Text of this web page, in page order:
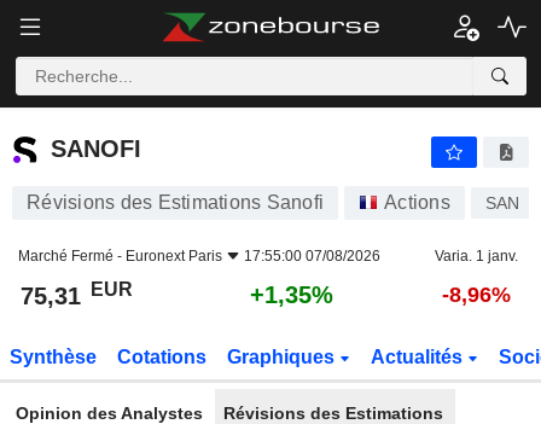
SANOFI
SANOFI
Révisions des Estimations Sanofi Actions SAN
Marché Fermé - Euronext Paris 17:55:00 07/08/2026 Varia. 1 janv.
75,31 EUR +1,35% -8,96%
Synthèse Cotations Graphiques Actualités
Opinion des Analystes Révisions des Estimations